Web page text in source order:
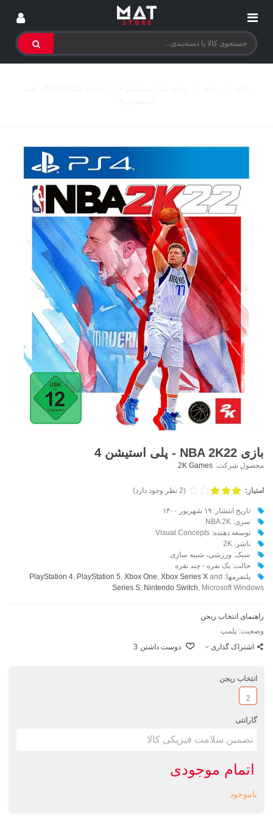
بازی NBA 2K22 - پلی استیشن 4
محصول شرکت: 2K Games
امتیاز: (2 نظر وجود دارد)
تاریخ انتشار: ۱۹ شهریور ۱۴۰۰
سری: NBA 2K
توسعه دهنده: Visual Concepts
ناشر: 2K
سبک: ورزشی، شبیه سازی
حالت: یک نفره - چند نفره
پلتفرمها:
PlayStation 4, PlayStation 5 Xbox One Xbox Series Xand
Series S Nintendo Switch , Microsoft Windows
راهنمای انتخاب ریجن
وضعیت: پلمپ
اشتراک گذاری
دوست داشتن 3
انتخاب ریجن
2
گارانتی
اتمام موجودی
ناموجود